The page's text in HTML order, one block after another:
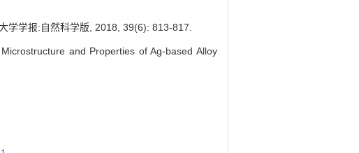
学学报:自然科学版, 2018, 39(6): 813-817.
and Properties of Ag-based Alloy